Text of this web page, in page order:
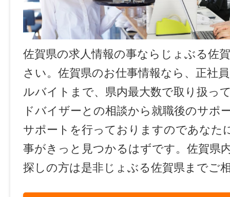
佐賀県の求人情報の事ならじょぶる佐
さい。佐賀県のお仕事情報なら、正社
ルバイトまで、県内最大数で取り扱っ
ドバイザーとの相談から就職後のサポ
サポートを行っておりますのであなた
事がきっと見つかるはずです。佐賀県
探しの方は是非じょぶる佐賀県までご